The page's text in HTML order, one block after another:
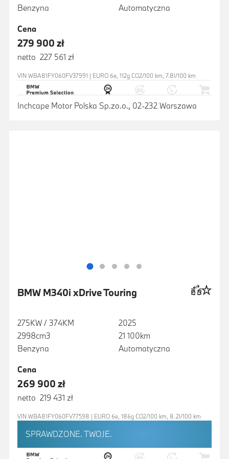
Benzyna
Automatyczna
Cena
279 900 zł
netto 227 561 zł
VIN WBA81FY060FV37991 | EURO 6e, 112g CO2/100 km, 7.8l/100 km
Inchcape Motor Polska Sp.zo.o., 02-232 Warszawa
BMW M340i xDrive Touring
275KW / 374KM
2998cm3
Benzyna
2025
21 100km
Automatyczna
Cena
269 900 zł
netto 219 431 zł
VIN WBA81FY060FV77598 | EURO 6e, 186g CO2/100 km, 8.2l/100 km
SPRAWDZONE. TWOJE.